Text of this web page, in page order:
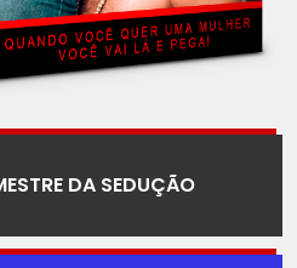
DA SEDUÇÃO